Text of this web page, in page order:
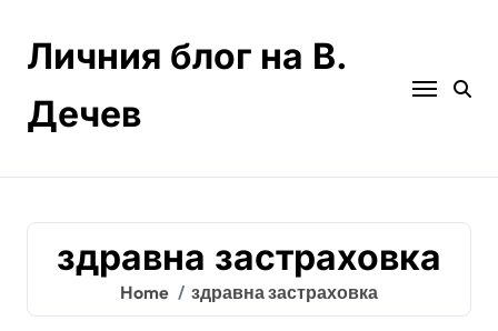
contentЛичния блог на В.
Дечев
здравна застраховка
Home здравна застраховка